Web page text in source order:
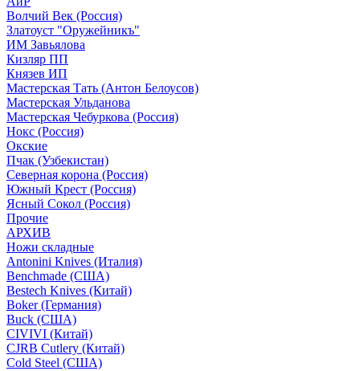
Волчий Век (Россия)
Златоуст "Оружейникъ"
ИМ Завьялова
Кизляр ПП
Князев ИП
Мастерская Тать (Антон Белоусов)
Мастерская Ульданова
Мастерская Чебуркова (Россия)
Нокс (Россия)
Окские
Пчак (Узбекистан)
Северная корона (Россия)
Южный Крест (Россия)
Ясный Сокол (Россия)
Прочие
АРХИВ
Ножи складные
Antonini Knives (Италия)
Benchmade (США)
Bestech Knives (Китай)
Boker (Германия)
Buck (США)
CIVIVI (Китай)
CJRB Cutlery (Китай)
Cold Steel (США)